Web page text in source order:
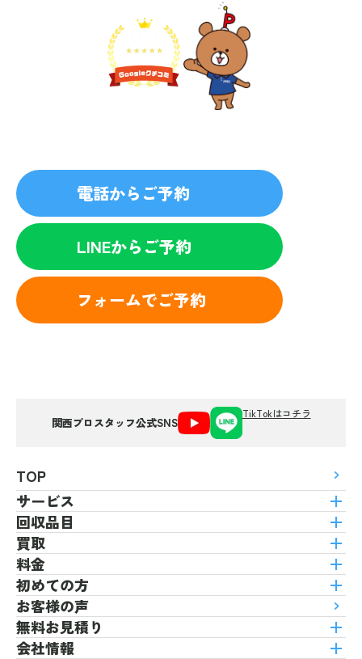
電話からご予約
LINEからご予約
フォームでご予約
関西プロスタッフ公式SNS
TikTokはコチラ
TOP
サービス
回収品目
買取
料金
初めての方
お客様の声
無料お見積り
会社情報